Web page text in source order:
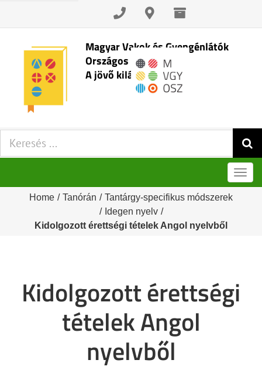
Skip
content
Magyar Vakok és Gyengénlátók
Országos Szövetsége
A jövő kilátásai
Keresés:
Home / Tanórán / Tantárgy-specifikus módszerek
/ Idegen nyelv /
Kidolgozott érettségi tételek Angol nyelvből
Kidolgozott érettségi
tételek Angol
nyelvből